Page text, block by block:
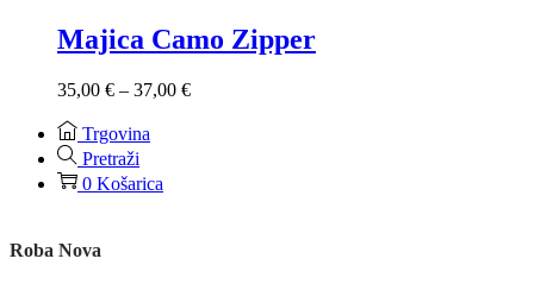
5,00 €
do
Majica Camo Zipper
35,00 € – 37,00 €Raspon
Trgovina
Pretraži
0 Košarica
Roba Nova